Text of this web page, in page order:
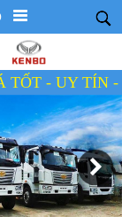
- TẬN TÂM